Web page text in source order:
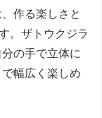
作る楽しさと
。ザトウクジラ
の手で立体に
幅広く楽しめ